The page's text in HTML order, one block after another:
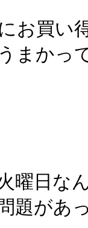
お買い
まかっ
曜日な
題があ